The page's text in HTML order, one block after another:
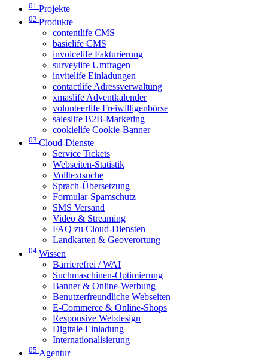
01 Projekte
02 Produkte
contentlife CMS
basiclife CMS
invoicelife Fakturierung
surveylife Umfragen
invitelife Einladungen
contactlife Adressverwaltung
xmaslife Adventkalender
volunteerlife Freiwilligenbörse
saleslife B2B-Marketing
cookielife Cookie-Banner
03 Cloud-Dienste
Service Tickets
Webseiten-Statistik
Volltextsuche
Sprach-Übersetzung
Formular-Spamschutz
SMS Versand
Video & Streaming
FAQ zu Cloud-Diensten
Landkarten & Geoverortung
04 Wissen
Barrierefrei / WAI
Suchmaschinen-Optimierung
Banner & Online-Werbung
Benutzerfreundliche Webseiten
E-Commerce & Online-Shops
Responsive Webdesign
Digitale Einladung
Internationalisierung
05 Agentur